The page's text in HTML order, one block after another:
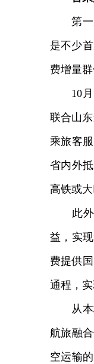
第一次
是不少
费增量
10月
联合山
乘旅客
省内外
高铁或
此外，
益，实
费提供
通程，
从本地
航旅融
空运输